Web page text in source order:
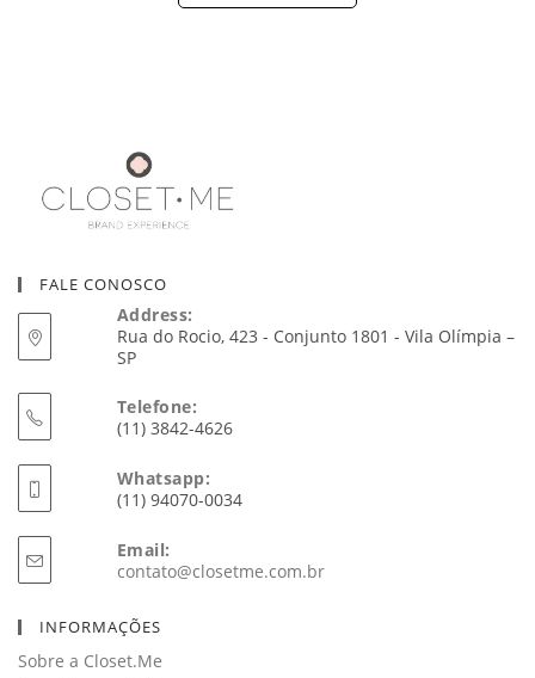
FALE CONOSCO
Address:
Rua do Rocio, 423 - Conjunto 1801 - Vila Olímpia –
SP
Telefone:
(11) 3842-4626
Whatsapp:
(11) 94070-0034
Email:
contato@closetme.com.brAbre
INFORMAÇÕES
Sobre a Closet.Me